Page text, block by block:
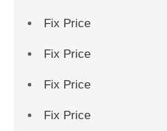
Fix Price
Fix Price
Fix Price
Fix Price